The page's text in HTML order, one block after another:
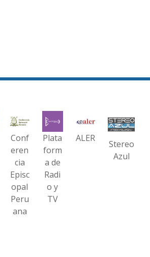
Conf
eren
cia
Episc
opal
Peru
ana
Plata
form
a de
Radi
o y
TV
ALER
Stereo
Azul